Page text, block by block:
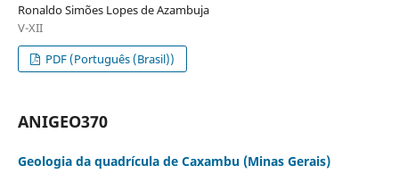
Ronaldo Simões Lopes de Azambuja
V-XII
PDF (Português (Brasil))
ANIGEO370
Geologia da quadrícula de Caxambu (Minas Gerais)